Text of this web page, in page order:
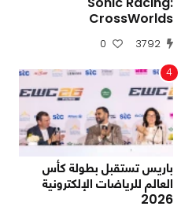
CrossWorlds
3792
0
4
باريس تستقبل بطولة كأس
العالم للرياضات الإلكترونية
2026